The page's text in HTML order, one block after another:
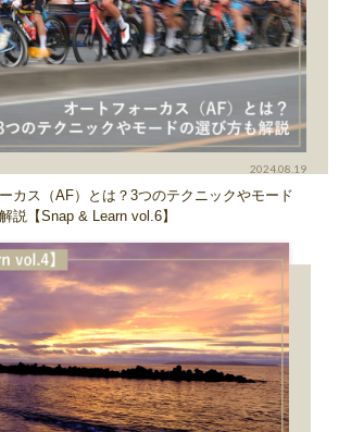
2024.08.19
カス（AF）とは？3つのテクニックやモード
説【Snap & Learn vol.6】